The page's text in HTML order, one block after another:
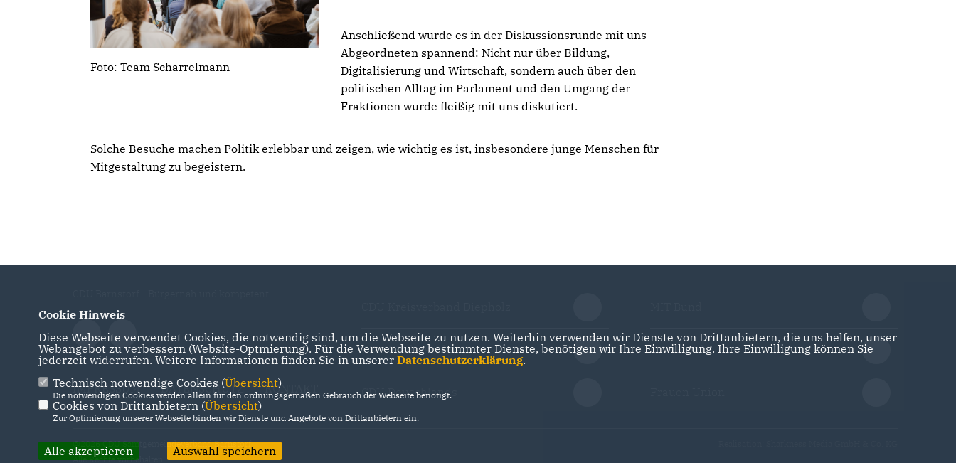
Foto: Team Scharrelmann
Anschließend wurde es in der Diskussionsrunde mit uns
Abgeordneten spannend: Nicht nur über Bildung,
Digitalisierung und Wirtschaft, sondern auch über den
politischen Alltag im Parlament und den Umgang der
Fraktionen wurde fleißig mit uns diskutiert.
Solche Besuche machen Politik erlebbar und zeigen, wie wichtig es ist, insbesondere junge Menschen für
Mitgestaltung zu begeistern.
IMPRESSUM DATENSCHUTZ KONTAKT
CDU Niedersachsen
CDU Deuschlands
CDA Bund
@2026 CDU Samtgemeindeverband Barnstorf
Alle Rechte vorbehalten.
Cookie Hinweis
Diese Webseite verwendet Cookies, die notwendig sind, um die Webseite zu nutzen. Weiterhin verwenden wir Dienste von Drittanbietern, die uns helfen, unser
Webangebot zu verbessern (Website-Optmierung). Für die Verwendung bestimmter Dienste, benötigen wir Ihre Einwilligung. Ihre Einwilligung können Sie
jederzeit widerrufen. Weitere Informationen finden Sie in unserer Datenschutzerklärung.
Technisch notwendige Cookies (Übersicht)
Die notwendigen Cookies werden allein für den ordnungsgemäßen Gebrauch der Webseite benötigt.
Cookies von Drittanbietern (Übersicht)
Zur Optimierung unserer Webseite binden wir Dienste und Angebote von Drittanbietern ein.
Alle akzeptieren Auswahl speichern